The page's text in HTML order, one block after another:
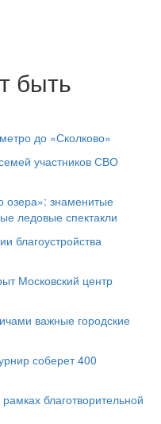
быть
до «Сколково»
участников СВО
озера»: знаменитые
ледовые спектакли
благоустройства
Московский центр
важные городские
соберет 400
благотворительной